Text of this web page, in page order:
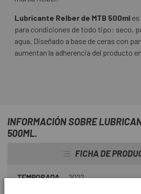
Lubricante Relber de MTB 500ml
para condiciones de todo tipo: seco,
agua. Diseñado a base de ceras con
aumentan la adherencia del producto
INFORMACIÓN SOBRE
500ML.
FICHA DE
TEMPORADA 2022